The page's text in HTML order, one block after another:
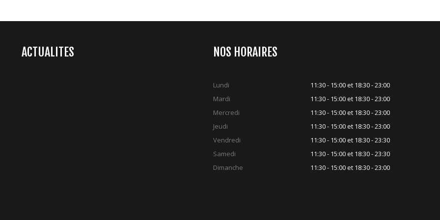
ACTUALITES NOS HORAIRES
Lundi
11:30 - 15:00 et 18:30 - 23:00
Mardi
11:30 - 15:00 et 18:30 - 23:00
Mercredi
11:30 - 15:00 et 18:30 - 23:00
Jeudi
11:30 - 15:00 et 18:30 - 23:00
Vendredi
11:30 - 15:00 et 18:30 - 23:30
Samedi
11:30 - 15:00 et 18:30 - 23:30
Dimanche
11:30 - 15:00 et 18:30 - 23:00